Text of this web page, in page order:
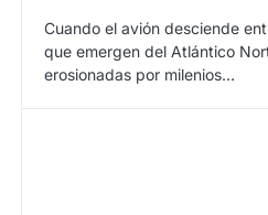
Cuando el avión desciende
que emergen del Atlántico
erosionadas por milenios…